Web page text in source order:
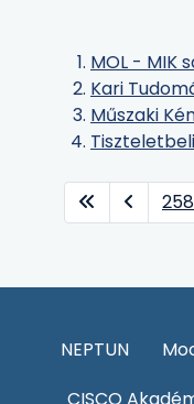
MOL - MIK
Kari
Műszaki
258
NEPTUN
CISCO